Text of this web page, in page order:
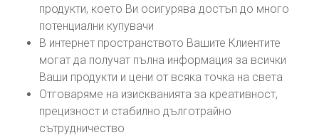
продукти, което Ви осигурява достъп до много
потенциални купувачи
В интернет пространството Вашите Клиентите
могат да получат пълна информация за всички
Ваши продукти и цени от всяка точка на света
Отговаряме на изискванията за креативност,
прецизност и стабилно дълготрайно
сътрудничество